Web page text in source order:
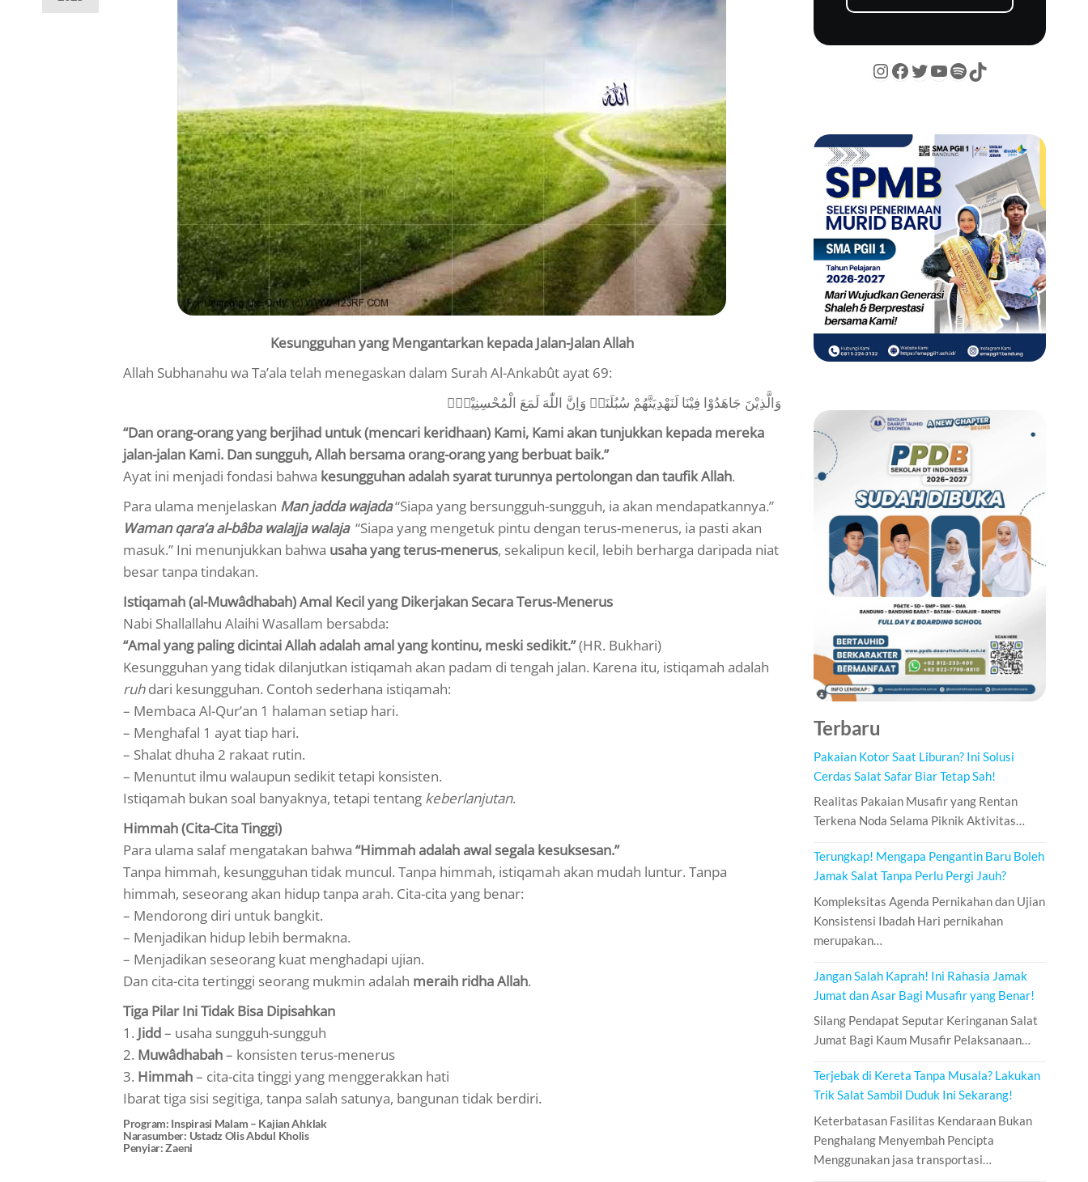
Kesungguhan yang Mengantarkan kepada Jalan-Jalan Allah
Allah Subhanahu wa Ta’ala telah menegaskan dalam Surah Al-Ankabût ayat 69:
وَالَّذِيْنَ جَاهَدُوْا فِيْنَا لَنَهْدِيَنَّهُمْ سُبُلَنَاۗ وَاِنَّ اللّٰهَ لَمَعَ الْمُحْسِنِيْنَࣖ
“Dan orang-orang yang berjihad untuk (mencari keridhaan) Kami, Kami akan tunjukkan kepada mereka
jalan-jalan Kami. Dan sungguh, Allah bersama orang-orang yang berbuat baik.”
Ayat ini menjadi fondasi bahwa kesungguhan adalah syarat turunnya pertolongan dan taufik Allah.
Para ulama menjelaskan Man jadda wajada“Siapa yang bersungguh-sungguh, ia akan mendapatkannya.”
Waman qara‘a al-bâba walajja walaja “Siapa yang mengetuk pintu dengan terus-menerus, ia pasti akan
masuk.” Ini menunjukkan bahwa usaha yang terus-menerus, sekalipun kecil, lebih berharga daripada niat
besar tanpa tindakan.
Istiqamah (al-Muwâdhabah) Amal Kecil yang Dikerjakan Secara Terus-Menerus
Nabi Shallallahu Alaihi Wasallam bersabda:
“Amal yang paling dicintai Allah adalah amal yang kontinu, meski sedikit.”(HR. Bukhari)
Kesungguhan yang tidak dilanjutkan istiqamah akan padam di tengah jalan. Karena itu, istiqamah adalah
ruhdari kesungguhan. Contoh sederhana istiqamah:
– Membaca Al-Qur’an 1 halaman setiap hari.
– Menghafal 1 ayat tiap hari.
– Shalat dhuha 2 rakaat rutin.
– Menuntut ilmu walaupun sedikit tetapi konsisten.
Istiqamah bukan soal banyaknya, tetapi tentang keberlanjutan.
Himmah (Cita-Cita Tinggi)
Para ulama salaf mengatakan bahwa “Himmah adalah awal segala kesuksesan.”
Tanpa himmah, kesungguhan tidak muncul. Tanpa himmah, istiqamah akan mudah luntur. Tanpa
himmah, seseorang akan hidup tanpa arah. Cita-cita yang benar:
– Mendorong diri untuk bangkit.
– Menjadikan hidup lebih bermakna.
– Menjadikan seseorang kuat menghadapi ujian.
Dan cita-cita tertinggi seorang mukmin adalah meraih ridha Allah.
Tiga Pilar Ini Tidak Bisa Dipisahkan
1. Jidd– usaha sungguh-sungguh
2. Muwâdhabah– konsisten terus-menerus
3. Himmah– cita-cita tinggi yang menggerakkan hati
Ibarat tiga sisi segitiga, tanpa salah satunya, bangunan tidak berdiri.
Program: Inspirasi Malam – Kajian Ahklak
Narasumber: Ustadz Olis Abdul Kholis
Penyiar: Zaeni
Terbaru
Pakaian Kotor Saat Liburan? Ini Solusi
Cerdas Salat Safar Biar Tetap Sah!
Realitas Pakaian Musafir yang Rentan
Terkena Noda Selama Piknik Aktivitas…
Terungkap! Mengapa Pengantin Baru Boleh
Jamak Salat Tanpa Perlu Pergi Jauh?
Kompleksitas Agenda Pernikahan dan Ujian
Konsistensi Ibadah Hari pernikahan
merupakan…
Jangan Salah Kaprah! Ini Rahasia Jamak
Jumat dan Asar Bagi Musafir yang Benar!
Silang Pendapat Seputar Keringanan Salat
Jumat Bagi Kaum Musafir Pelaksanaan…
Terjebak di Kereta Tanpa Musala? Lakukan
Trik Salat Sambil Duduk Ini Sekarang!
Keterbatasan Fasilitas Kendaraan Bukan
Penghalang Menyembah Pencipta
Menggunakan jasa transportasi…